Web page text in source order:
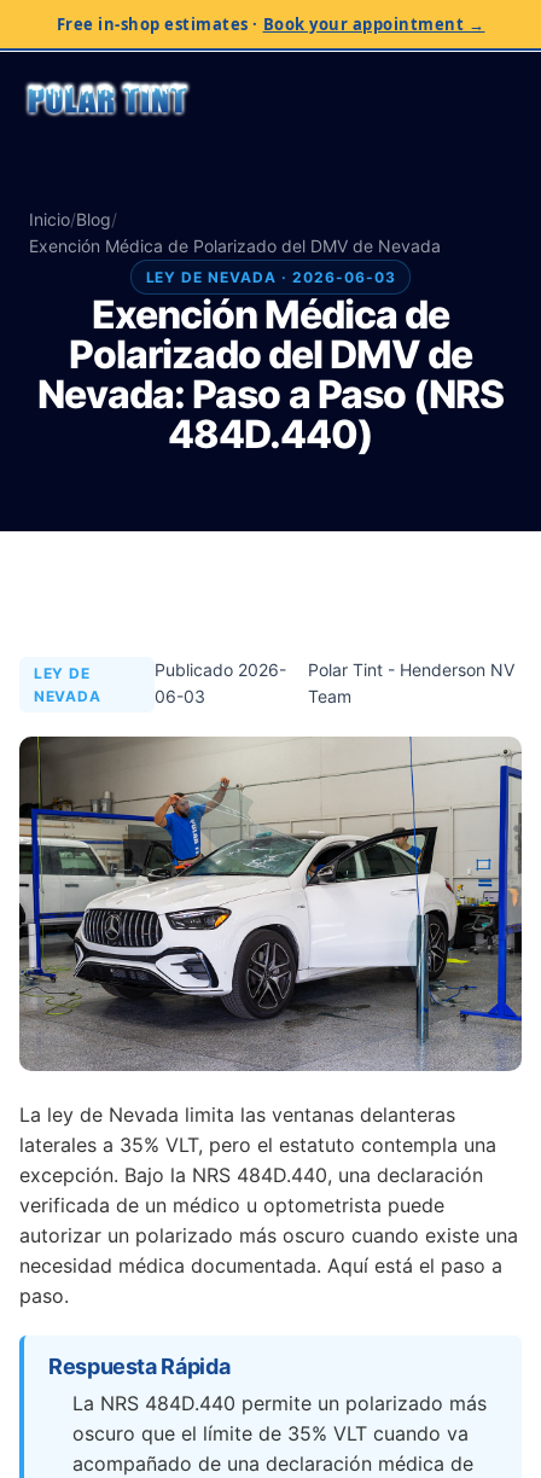
Free in-shop estimates · Book your appointment →
Inicio/Blog/
Exención Médica de Polarizado del DMV de Nevada
LEY DE NEVADA · 2026-06-03
Exención Médica de
Polarizado del DMV de
Nevada: Paso a Paso (NRS
484D.440)
LEY DE
NEVADA
Publicado 2026-
06-03
Polar Tint - Henderson NV
Team
La ley de Nevada limita las ventanas delanteras
laterales a 35% VLT, pero el estatuto contempla una
excepción. Bajo la NRS 484D.440, una declaración
verificada de un médico u optometrista puede
autorizar un polarizado más oscuro cuando existe una
necesidad médica documentada. Aquí está el paso a
paso.
Respuesta Rápida
La NRS 484D.440 permite un polarizado más
oscuro que el límite de 35% VLT cuando va
acompañado de una declaración médica de